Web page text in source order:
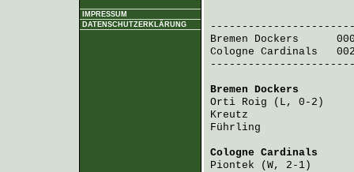
IMPRESSUM
DATENSCHUTZERKLÄRUNG
Bremen Dockers
Cologne Cardinals
Bremen Dockers
Orti Roig (L, 0-2)
Kreutz
Führling
Cologne Cardinals
Piontek (W, 2-1)